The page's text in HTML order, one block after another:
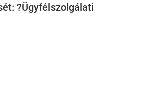
?Ügyfélszolgálati